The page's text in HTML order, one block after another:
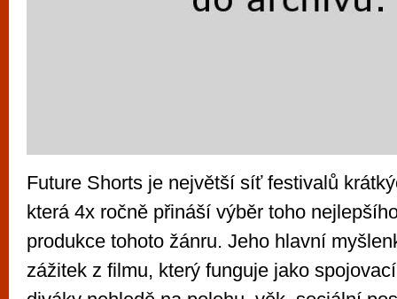
Future Shorts je největší síť festivalů
která 4x ročně přináší výběr toho
produkce tohoto žánru. Jeho hlavní
zážitek z filmu, který funguje jako